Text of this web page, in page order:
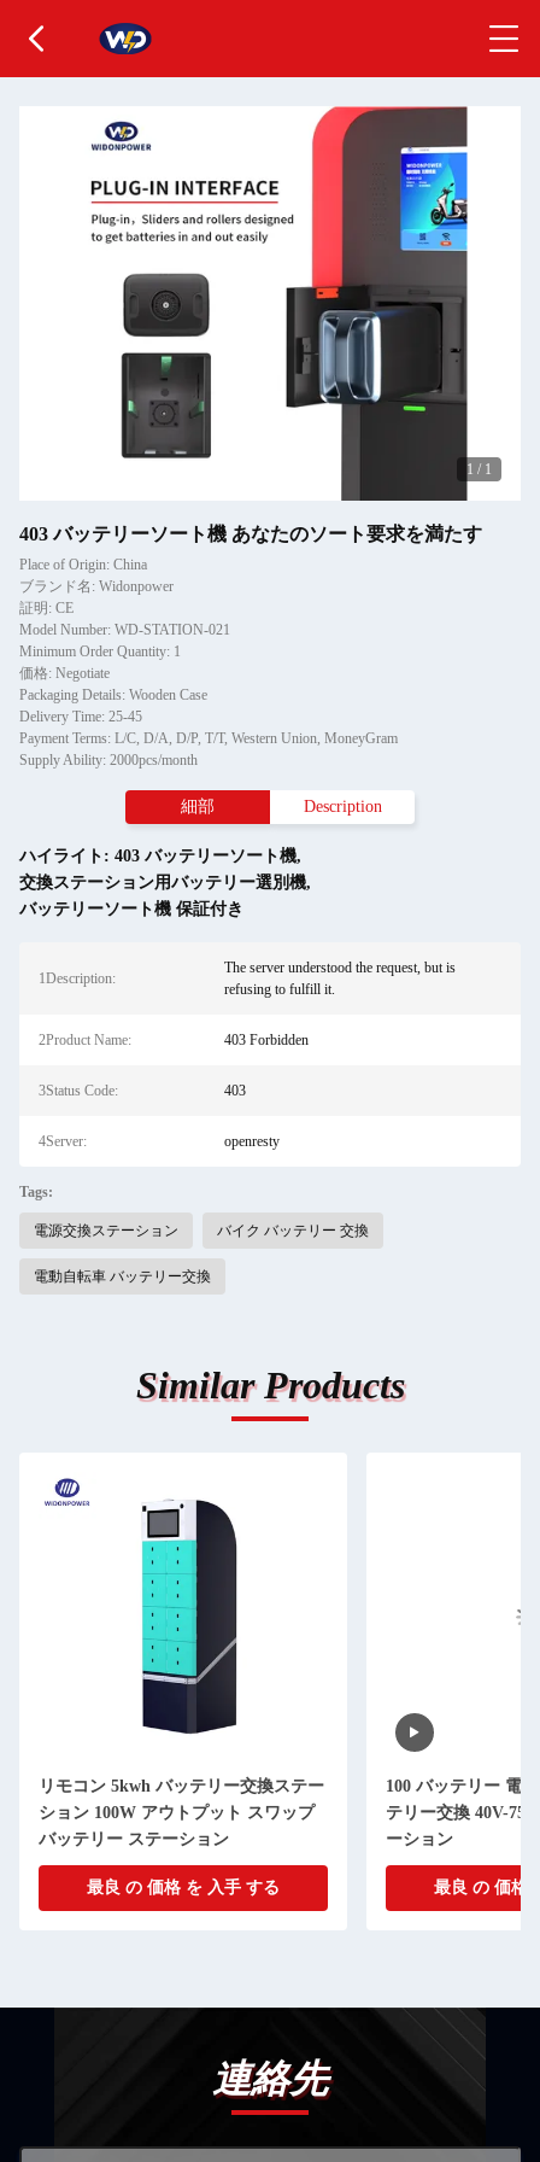
1 / 1
403 バッテリーソート機 あなたのソート要求を満たす
Place of Origin: China
ブランド名: Widonpower
証明: CE
Model Number: WD-STATION-021
Minimum Order Quantity: 1
価格: Negotiate
Packaging Details: Wooden Case
Delivery Time: 25-45
Payment Terms: L/C, D/A, D/P, T/T, Western Union, MoneyGram
Supply Ability: 2000pcs/month
細部 Description
ハイライト: 403 バッテリーソート機,
交換ステーション用バッテリー選別機,
バッテリーソート機 保証付き
1Description:
The server understood the request, but is
refusing to fulfill it.
2Product Name: 403 Forbidden
3Status Code: 403
4Server: openresty
Tags:
電源交換ステーション バイク バッテリー 交換
電動自転車 バッテリー交換
Similar Products
リモコン 5kwh バッテリー交換ステー
ション 100W アウトプット スワップ
バッテリー ステーション
最良 の 価格 を 入手 する
100 バッテリー 電
テリー交換 40V-
ーション
最良 の 価格
連絡先